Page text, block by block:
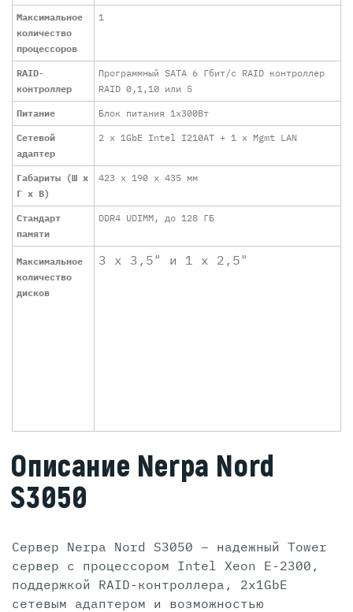
Максимальное
количество
процессоров
1
RAID-
контроллер
Программный SATA 6 Гбит/с RAID контроллер
RAID 0,1,10 или 5
Питание Блок питания 1x300Вт
Сетевой
адаптер
2 x 1GbE Intel I210AT + 1 x Mgmt LAN
Габариты (Ш x
Г x В)
423 x 190 x 435 мм
Стандарт
памяти
DDR4 UDIMM, до 128 ГБ
Максимальное
количество
дисков
3 х 3,5" и 1 х 2,5"
Описание Nerpa Nord
S3050
Сервер Nerpa Nord S3050 – надежный Tower
сервер с процессором Intel Xeon E-2300,
поддержкой RAID-контроллера, 2x1GbE
сетевым адаптером и возможностью